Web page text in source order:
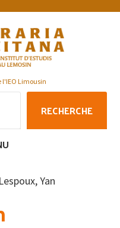
l'IEO Limousin
:
RECHERCHE
Yan